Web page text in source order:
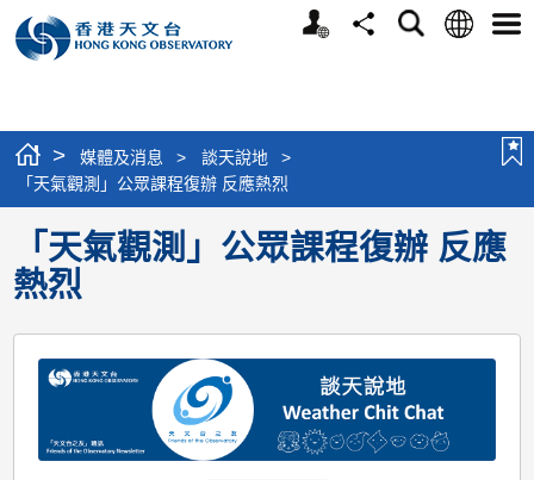
個
分
搜
語
選
> 媒體及消息 > 談天說地
>
「天氣觀測」公眾課程復辦 反應熱烈
「天氣觀測」公眾課程復辦 反應
熱烈